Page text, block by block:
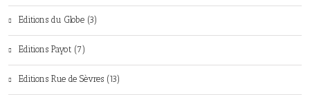
Editions du Globe (3)
Editions Payot (7)
Editions Rue de Sèvres (13)